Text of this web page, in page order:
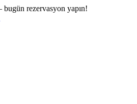
rezervasyon yapın!